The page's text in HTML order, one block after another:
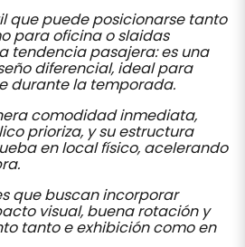
que puede posicionarse tanto
para oficina o slaidas
tendencia pasajera: es una
diferencial, ideal para
durante la temporada.
comodidad inmediata,
prioriza, y su estructura
en local físico, acelerando
que buscan incorporar
visual, buena rotación y
tanto e exhibición como en